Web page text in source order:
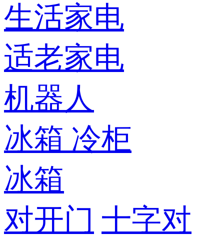
生活家电
适老家电
机器人
冰箱 冷柜
冰箱
对开门 十字对